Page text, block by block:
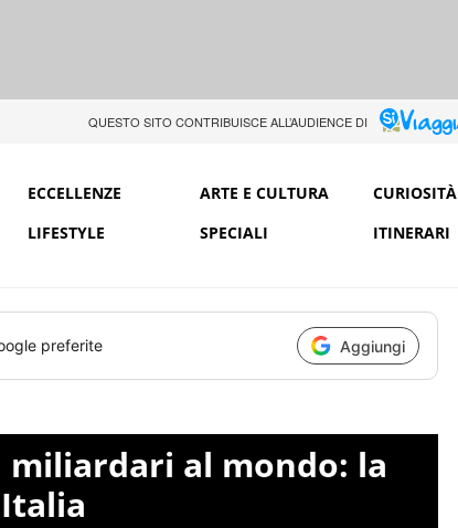
QUESTO SITO CONTRIBUISCE ALL’AUDIENCE DI
ECCELLENZE ARTE E CULTURA CURIOSITÀ
LIFESTYLE
SPECIALI ITINERARI
preferite Aggiungi
miliardari al mondo: la